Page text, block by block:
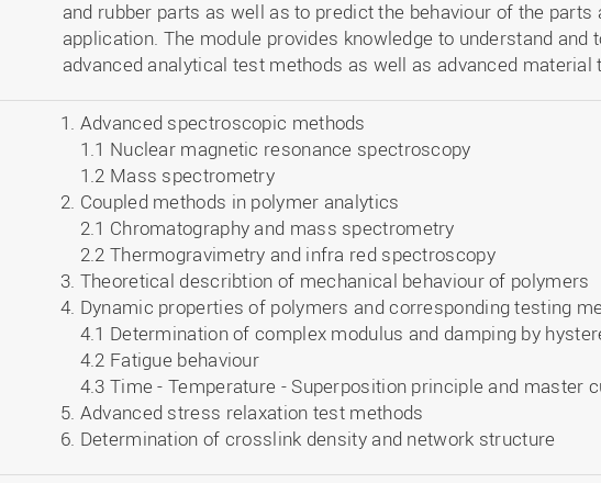
and rubber parts as well as to predict the behaviour of the
application. The module provides knowledge to understand and
advanced analytical test methods as well as advanced material
Advanced spectroscopic methods
1.1 Nuclear magnetic resonance spectroscopy
1.2 Mass spectrometry
Coupled methods in polymer analytics
2.1 Chromatography and mass spectrometry
2.2 Thermogravimetry and infra red spectroscopy
Theoretical describtion of mechanical behaviour of polymers
Dynamic properties of polymers and corresponding testing
4.1 Determination of complex modulus and damping by
4.2 Fatigue behaviour
4.3 Time - Temperature - Superposition principle and master
Advanced stress relaxation test methods
Determination of crosslink density and network structure